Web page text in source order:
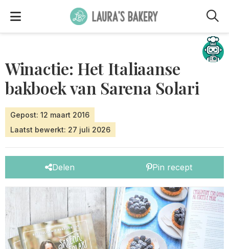
Winactie: Het Italiaanse
bakboek van Sarena Solari
Gepost: 12 maart 2016
Laatst bewerkt: 27 juli 2026
Delen Pin recept